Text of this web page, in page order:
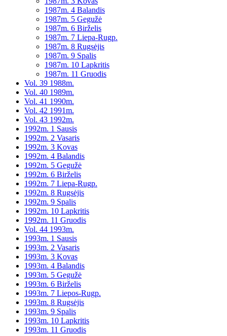
1987m. 4 Balandis
1987m. 5 Gegužė
1987m. 6 Birželis
1987m. 7 Liepa-Rugp.
1987m. 8 Rugsėjis
1987m. 9 Spalis
1987m. 10 Lapkritis
1987m. 11 Gruodis
Vol. 39 1988m.
Vol. 40 1989m.
Vol. 41 1990m.
Vol. 42 1991m.
Vol. 43 1992m.
1992m. 1 Sausis
1992m. 2 Vasaris
1992m. 3 Kovas
1992m. 4 Balandis
1992m. 5 Gegužė
1992m. 6 Birželis
1992m. 7 Liepa-Rugp.
1992m. 8 Rugsėjis
1992m. 9 Spalis
1992m. 10 Lapkritis
1992m. 11 Gruodis
Vol. 44 1993m.
1993m. 1 Sausis
1993m. 2 Vasaris
1993m. 3 Kovas
1993m. 4 Balandis
1993m. 5 Gegužė
1993m. 6 Birželis
1993m. 7 Liepos-Rugp.
1993m. 8 Rugsėjis
1993m. 9 Spalis
1993m. 10 Lapkritis
1993m. 11 Gruodis